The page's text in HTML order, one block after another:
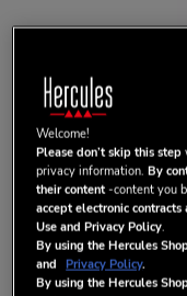
AUDIO
Cabo divisor de áudio
Cabo para dividir a
vez de um.
Compatível com todos
Welcome!
Please don’t skip this step
privacy information.By
their content-content you
accept electronic
Use and Privacy Policy.
By using the Hercules
and Privacy Policy.
By using the Hercules